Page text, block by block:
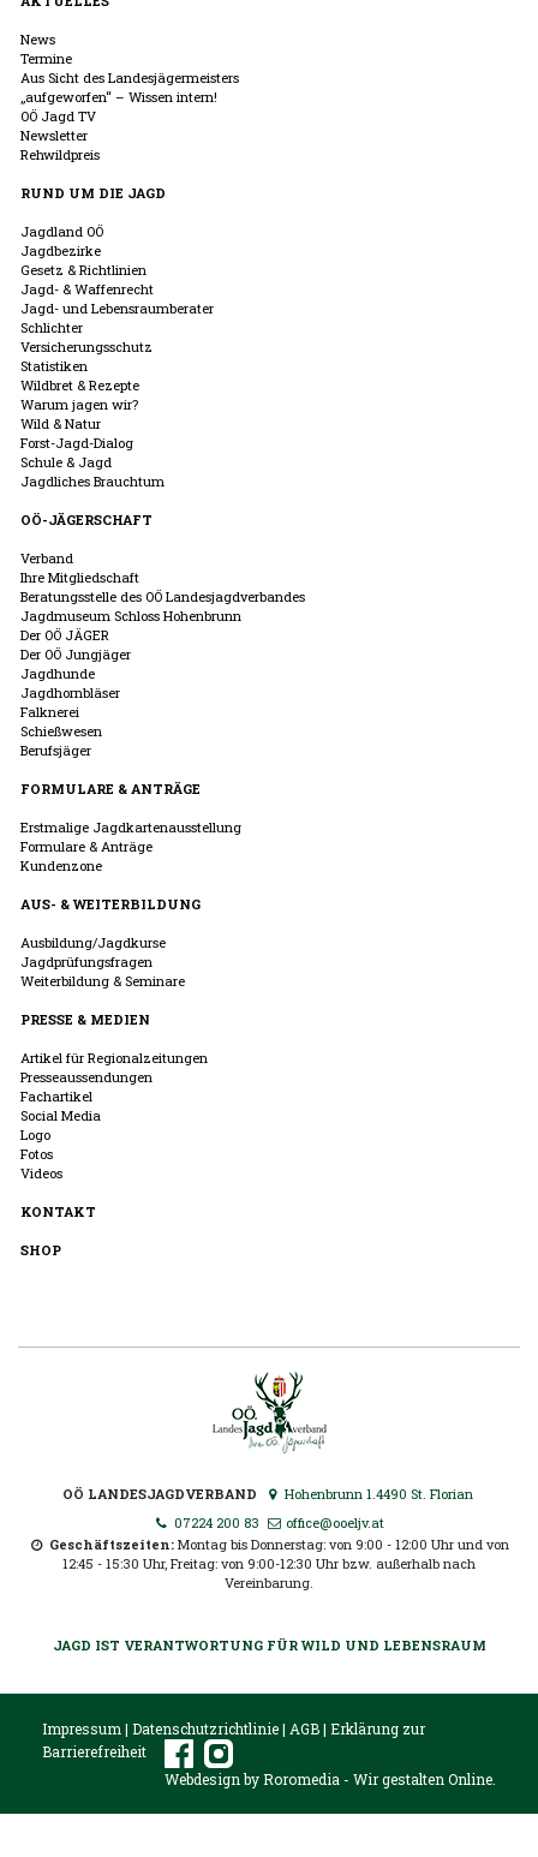
News
Termine
Aus Sicht des Landesjägermeisters
„aufgeworfen“ – Wissen intern!
OÖ Jagd TV
Newsletter
Rehwildpreis
RUND UM DIE JAGD
Jagdland OÖ
Jagdbezirke
Gesetz & Richtlinien
Jagd- & Waffenrecht
Jagd- und Lebensraumberater
Schlichter
Versicherungsschutz
Statistiken
Wildbret & Rezepte
Warum jagen wir?
Wild & Natur
Forst-Jagd-Dialog
Schule & Jagd
Jagdliches Brauchtum
OÖ-JÄGERSCHAFT
Verband
Ihre Mitgliedschaft
Beratungsstelle des OÖ Landesjagdverbandes
Jagdmuseum Schloss Hohenbrunn
Der OÖ JÄGER
Der OÖ Jungjäger
Jagdhunde
Jagdhornbläser
Falknerei
Schießwesen
Berufsjäger
FORMULARE & ANTRÄGE
Erstmalige Jagdkartenausstellung
Formulare & Anträge
Kundenzone
AUS- & WEITERBILDUNG
Ausbildung/Jagdkurse
Jagdprüfungsfragen
Weiterbildung & Seminare
PRESSE & MEDIEN
Artikel für Regionalzeitungen
Presseaussendungen
Fachartikel
Social Media
Logo
Fotos
Videos
KONTAKT
SHOP
OÖ LANDESJAGDVERBAND
Hohenbrunn 1.4490 St. Florian
07224 200 83
office@ooeljv.at
Geschäftszeiten: Montag bis Donnerstag: von 9:00 - 12:00 Uhr und von
12:45 - 15:30 Uhr, Freitag: von 9:00-12:30 Uhr bzw. außerhalb nach
Vereinbarung.
JAGD IST VERANTWORTUNG FÜR WILD UND LEBENSRAUM
Impressum | Datenschutzrichtlinie| AGB| Erklärung zur
Barrierefreiheit
Webdesign byRoromedia - Wir gestalten Online.